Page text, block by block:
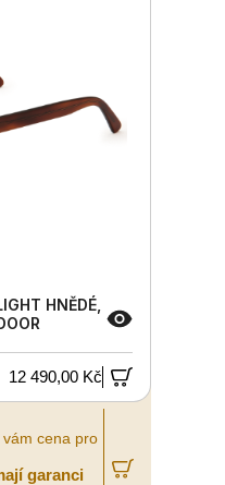
HNĚDÉ,
12 490,00 Kč
cena pro
garanci